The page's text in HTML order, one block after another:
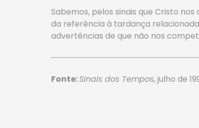
Sabemos, pelos sinais que Cristo
da referência à tardança
advertências de que não nos
Fonte:Sinais dos Tempos, julho de